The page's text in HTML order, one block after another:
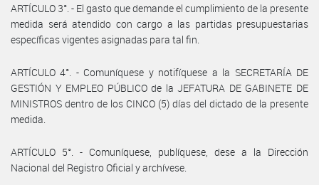
ARTÍCULO 3°. - El gasto que demande el cumplimiento de la presente
medida será atendido con cargo a las partidas presupuestarias
específicas vigentes asignadas para tal fin.
ARTÍCULO 4°. - Comuníquese y notifíquese a la SECRETARÍA DE
GESTIÓN Y EMPLEO PÚBLICO de la JEFATURA DE GABINETE DE
MINISTROS dentro de los CINCO (5) días del dictado de la presente
medida.
ARTÍCULO 5°. - Comuníquese, publíquese, dese a la Dirección
Nacional del Registro Oficial y archívese.